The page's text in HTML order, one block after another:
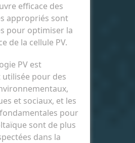
efficace des
appropriés sont
pour optimiser la
de la cellule PV.
PV est
utilisée pour des
et sociaux, et les
pour
sont de plus
dans la